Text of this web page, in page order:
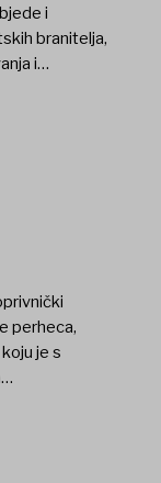
i
branitelja,
i…
perheca,
je s